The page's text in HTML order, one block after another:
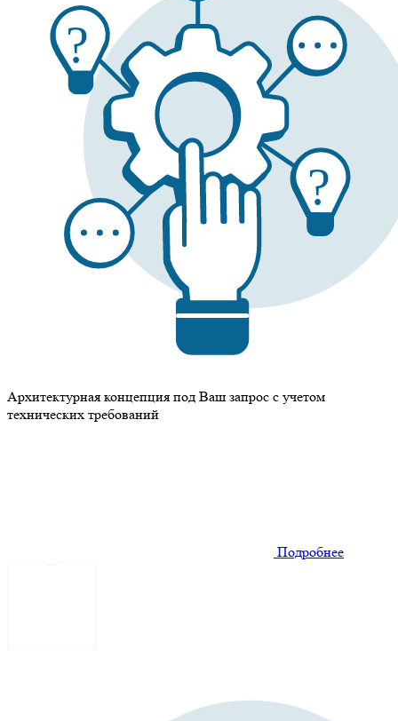
Архитектурная концепция под Ваш запрос с учетом
технических требований
Подробнее